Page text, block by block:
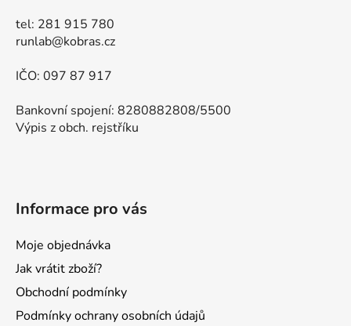
tel: 281 915 780
runlab@kobras.cz
IČO: 097 87 917
Bankovní spojení: 8280882808/5500
Výpis z obch. rejstříku
Informace pro vás
Moje objednávka
Jak vrátit zboží?
Obchodní podmínky
Podmínky ochrany osobních údajů